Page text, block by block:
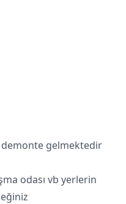
gelmektedir
odası vb yerlerin